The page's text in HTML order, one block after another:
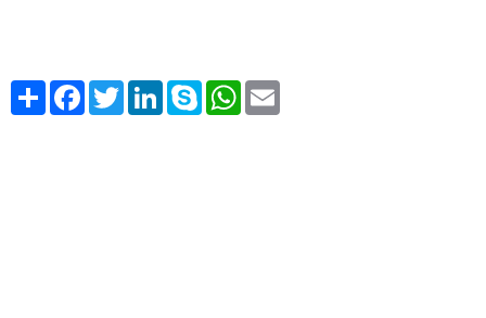
Share FacebookTwitterLinkedInSkype WhatsApp